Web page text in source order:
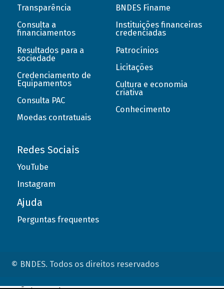
Transparência
Consulta a
financiamentos
Resultados para a
sociedade
Credenciamento de
Equipamentos
Consulta PAC
Moedas contratuais
BNDES Finame
Instituições financeiras
credenciadas
Patrocínios
Licitações
Cultura e economia
criativa
Conhecimento
Redes Sociais
YouTube
Instagram
Ajuda
Perguntas frequentes
© BNDES. Todos os direitos reservados